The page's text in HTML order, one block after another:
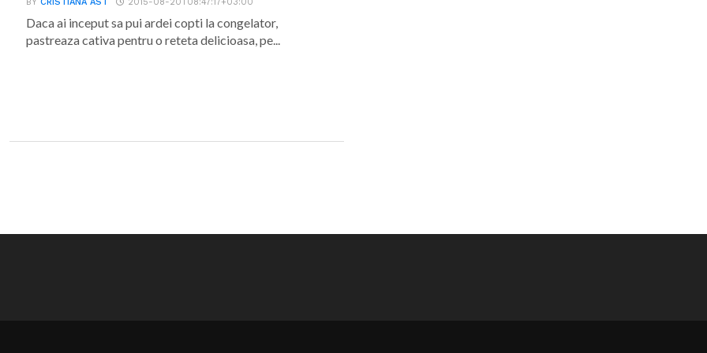
BYCRISTIANA AST 2015-08-20T08:47:17+03:00
Daca ai inceput sa pui ardei copti la congelator,
pastreaza cativa pentru o reteta delicioasa, pe...